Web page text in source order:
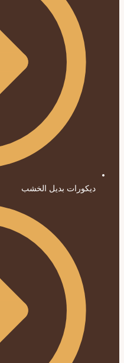
ديكورات بديل الخشب